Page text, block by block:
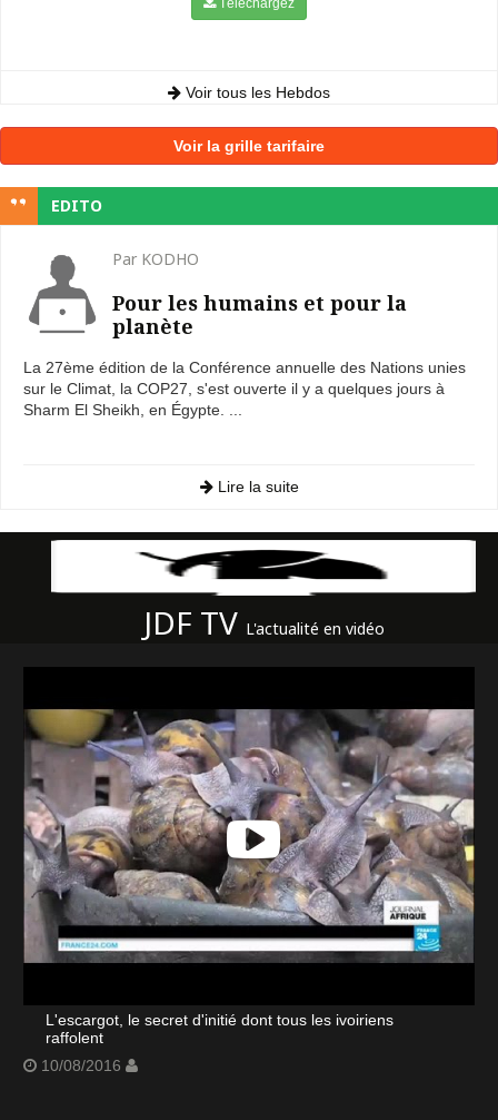
Téléchargez
Voir tous les Hebdos
Voir la grille tarifaire
EDITO
Par KODHO
Pour les humains et pour la
planète
La 27ème édition de la Conférence annuelle des Nations unies
sur le Climat, la COP27, s'est ouverte il y a quelques jours à
Sharm El Sheikh, en Égypte. ...
Lire la suite
JDF TV L'actualité en vidéo
L'escargot, le secret d'initié dont tous les ivoiriens
raffolent
10/08/2016